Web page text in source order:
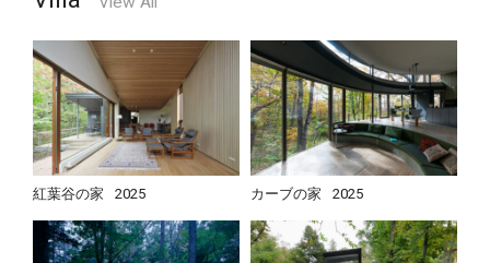
紅葉谷の家 2025 カーブの家 2025